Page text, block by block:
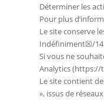
Déterminer les
Pour plus
Le site conserve
Indéfiniment☒/
Si vous ne
Analytics (https://
Le site contient
», issus de